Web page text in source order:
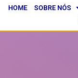
HOME SOBRE NÓS